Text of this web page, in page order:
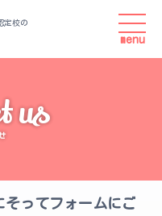
定校の
menu
us
そってフォームにご